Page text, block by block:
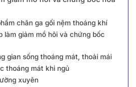
chăn ga gối nệm thoáng khí
làm giảm mồ hôi và chứng bốc
gian sống thoáng mát, thoải mái
thoáng mát khi ngủ
xuyên